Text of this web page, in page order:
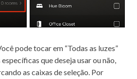
pode tocar em “Todas as luzes”
que deseja usar ou não,
as caixas de seleção. Por